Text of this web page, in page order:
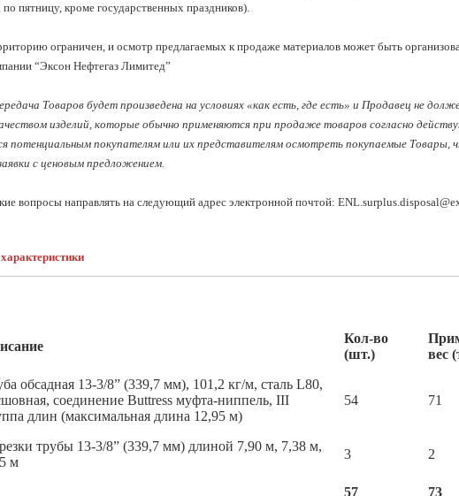
по пятницу, кроме государственных праздников).
ограничен, и осмотр предлагаемых к продаже материалов может быть
“Эксон Нефтегаз Лимитед”
Товаров будет произведена на условиях «как есть, где есть» и Продавец не
изделий, которые обычно применяются при продаже товаров согласно
потенциальным покупателям или их представителям осмотреть покупаемые Товары,
с ценовым предложением.
вопросы направлять на следующий адрес электронной почтой:
Кол-во
(шт.)
вес
обсадная 13-3/8” (339,7 мм), 101,2 кг/м, сталь L80,
соединение Buttress муфта-ниппель, III
длин (максимальная длина 12,95 м)
54 71
трубы 13-3/8” (339,7 мм) длиной 7,90 м, 7,38 м,
м
3 2
57 73